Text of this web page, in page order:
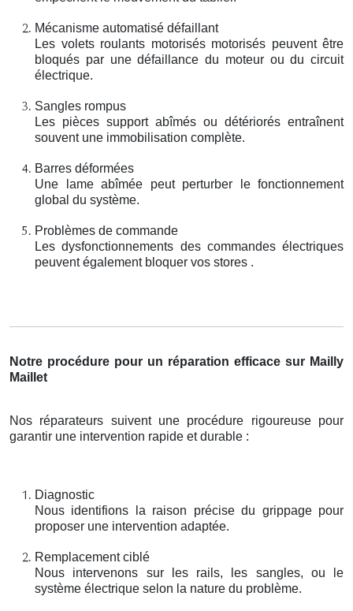
Mécanisme automatisé défaillant
Les volets roulants motorisés motorisés peuvent être
bloqués par une défaillance du moteur ou du circuit
électrique.
Sangles rompus
Les pièces support abîmés ou détériorés entraînent
souvent une immobilisation complète.
Barres déformées
Une lame abîmée peut perturber le fonctionnement
global du système.
Problèmes de commande
Les dysfonctionnements des commandes électriques
peuvent également bloquer vos stores .
Notre procédure pour un réparation efficace sur Mailly
Maillet
Nos réparateurs suivent une procédure rigoureuse pour
garantir une intervention rapide et durable :
Diagnostic
Nous identifions la raison précise du grippage pour
proposer une intervention adaptée.
Remplacement ciblé
Nous intervenons sur les rails, les sangles, ou le
système électrique selon la nature du problème.